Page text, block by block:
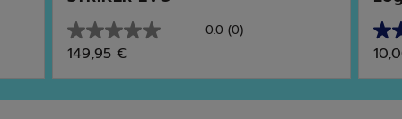
0.0 (0)
0.0
sur
5
étoiles.
149,95 €
5.0
sur
5